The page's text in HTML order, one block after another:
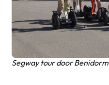
Segway tour door Benidorm